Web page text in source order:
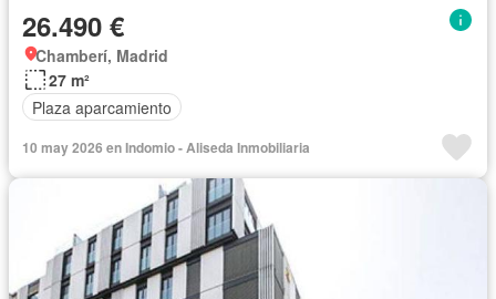
26.490 €
Chamberí, Madrid
27 m²
Plaza aparcamiento
10 may 2026 en Indomio - Aliseda Inmobiliaria